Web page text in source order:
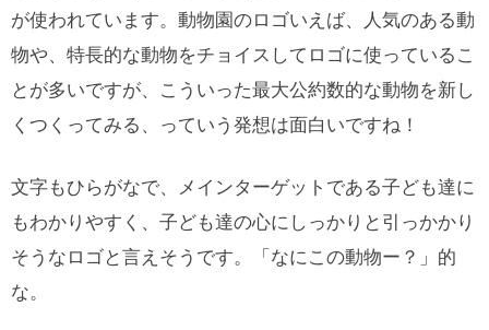
が使われています。動物園のロゴいえば、人気のある動
物や、特長的な動物をチョイスしてロゴに使っているこ
とが多いですが、こういった最大公約数的な動物を新し
くつくってみる、っていう発想は面白いですね！
文字もひらがなで、メインターゲットである子ども達に
もわかりやすく、子ども達の心にしっかりと引っかかり
そうなロゴと言えそうです。「なにこの動物ー？」的
な。